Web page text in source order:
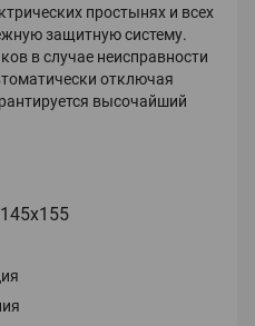
простынях и всех
защитную систему.
в случае неисправности
отключая
высочайший